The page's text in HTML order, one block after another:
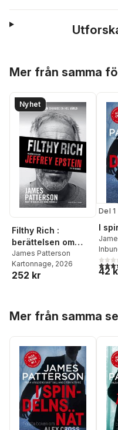
Mer från samma
Nyhet
Filthy Rich :
berättelsen om
Jeffrey Epstein -
tio år senare
James Patterson
Kartonnage, 2026
252 kr
Del 1
I
3,6
42
Mer från samma